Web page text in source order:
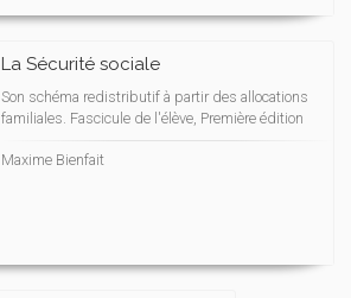
La Sécurité sociale
Son schéma redistributif à partir des allocations
familiales. Fascicule de l'élève, Première édition
Maxime Bienfait